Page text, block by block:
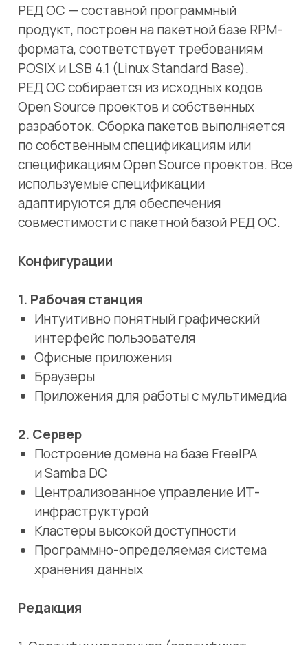
по собственным спецификациям или
спецификациям Open Source проектов. Все
используемые спецификации
адаптируются для обеспечения
совместимости с пакетной базой РЕД ОС.
Конфигурации
1. Рабочая станция
Интуитивно понятный графический
интерфейс пользователя
Офисные приложения
Браузеры
Приложения для работы с мультимедиа
Построение домена на базе FreeIPA
Централизованное управление ИТ-
инфраструктурой
Кластеры высокой доступности
Программно-определяемая система
хранения данных
Редакция
1. Сертифицированная (сертификат
ФСТЭК России № 4060 от 12 января
2019 г.).
Прошла испытания в системе
сертификации средств защиты
информации на соответствие:
«Требованиям безопасности
информации к операционным системам»
(ФСТЭК России, 2016),
«Профиль защиты операционных систем
ИТ.ОС.А4.ПЗ» (ФСТЭК России, 2017)